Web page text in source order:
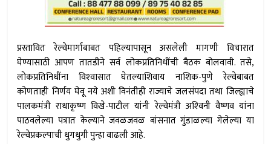
प्रस्तावित रेल्वेमार्गाबाबत पहिल्यापासून असलेली मागणी विचारात
घेण्यासाठी आपण तातडीने सर्व लोकप्रतिनिधींची बैठक बोलवावी. तसे,
लोकप्रतिनिधींना विश्‍वासात घेतल्याशिवाय नाशिक-पुणे रेल्वेबाबत
कोणताही निर्णय घेवू नये अशी विनंतीही राज्याचे जलसंपदा तथा जिल्ह्याचे
पालकमंत्री राधाकृष्ण विखे-पाटील यांनी रेल्वेमंत्री अश्‍विनी वैष्णव यांना
पाठवलेल्या पत्रात केल्याने जवळजवळ बांसनात गुंडाळल्या गेलेल्या या
रेल्वेप्रकल्पाची धुगधुगी पुन्हा वाढली आहे.